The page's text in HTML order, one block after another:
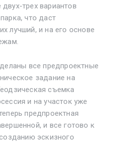
трех вариантов
что даст
лучший, и на его основе
все предпроектные
задание на
съемка
и на участок уже
предпроектная
и все готово к
эскизного